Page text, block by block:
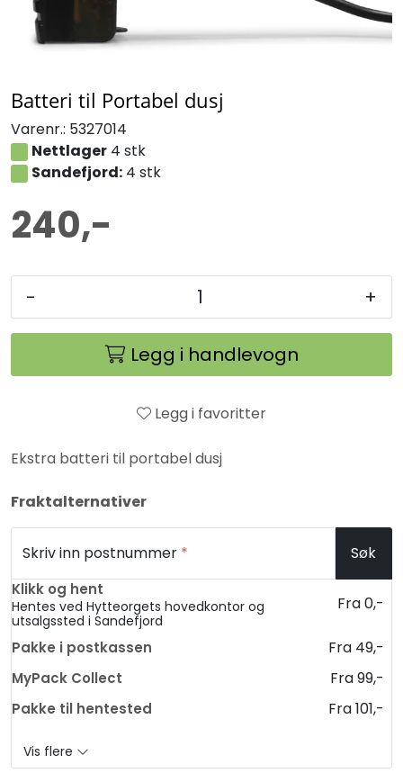
Batteri til Portabel dusj
Varenr.: 5327014
Nettlager4 stk
Sandefjord:4 stk
240,-
- +
Legg i handlevogn
Legg i favoritter
Ekstra batteri til portabel dusj
Fraktalternativer
Skriv inn postnummer * Søk
Klikk og hent
Hentes ved Hytteorgets hovedkontor og
utsalgssted i Sandefjord
Fra 0,-
Pakke i postkassen Fra 49,-
MyPack Collect Fra 99,-
Pakke til hentested Fra 101,-
Vis flere